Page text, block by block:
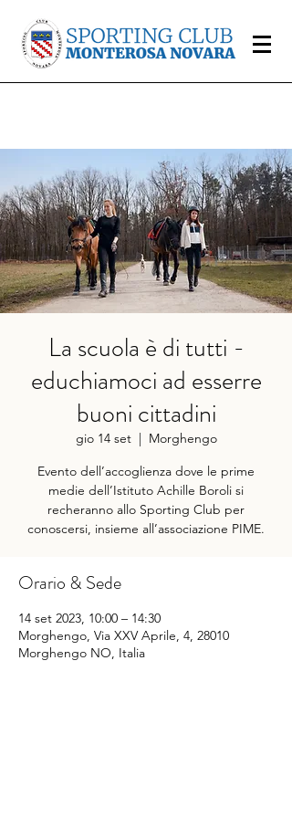
La scuola è di tutti -
educhiamoci ad esserre
buoni cittadini
gio 14 set
  |
Morghengo
Evento dell’accoglienza dove le prime
medie dell’Istituto Achille Boroli si
recheranno allo Sporting Club per
conoscersi, insieme all’associazione PIME.
Orario & Sede
14 set 2023, 10:00 – 14:30
Morghengo, Via XXV Aprile, 4, 28010
Morghengo NO, Italia